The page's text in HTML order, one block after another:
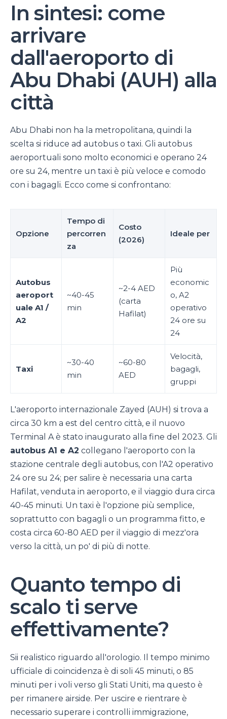
In sintesi: come
arrivare
dall'aeroporto di
Abu Dhabi (AUH) alla
città
Abu Dhabi non ha la metropolitana, quindi la
scelta si riduce ad autobus o taxi. Gli autobus
aeroportuali sono molto economici e operano 24
ore su 24, mentre un taxi è più veloce e comodo
con i bagagli. Ecco come si confrontano:
Opzione
Tempo di
percorren
za
Costo
(2026)
Ideale per
Autobus
aeroport
uale A1 /
A2
~40-45
min
~2-4 AED
(carta
Hafilat)
Più
economic
o, A2
operativo
24 ore su
24
Taxi
~30-40
min
~60-80
AED
Velocità,
bagagli,
gruppi
L'aeroporto internazionale Zayed (AUH) si trova a
circa 30 km a est del centro città, e il nuovo
Terminal A è stato inaugurato alla fine del 2023. Gli
autobus A1 e A2 collegano l'aeroporto con la
stazione centrale degli autobus, con l'A2 operativo
24 ore su 24; per salire è necessaria una carta
Hafilat, venduta in aeroporto, e il viaggio dura circa
40-45 minuti. Un taxi è l'opzione più semplice,
soprattutto con bagagli o un programma fitto, e
costa circa 60-80 AED per il viaggio di mezz'ora
verso la città, un po' di più di notte.
Quanto tempo di
scalo ti serve
effettivamente?
Sii realistico riguardo all'orologio. Il tempo minimo
ufficiale di coincidenza è di soli 45 minuti, o 85
minuti per i voli verso gli Stati Uniti, ma questo è
per rimanere airside. Per uscire e rientrare è
necessario superare i controlli immigrazione,